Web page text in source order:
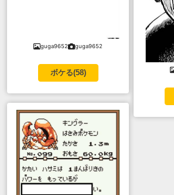
guga9652 guga9652
ボケる(58)